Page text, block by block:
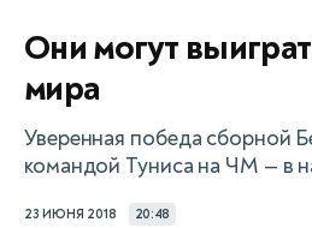
Они могут
мира
Уверенная победа сборной
командой Туниса на ЧМ — в
23 ИЮНЯ 2018 20:48